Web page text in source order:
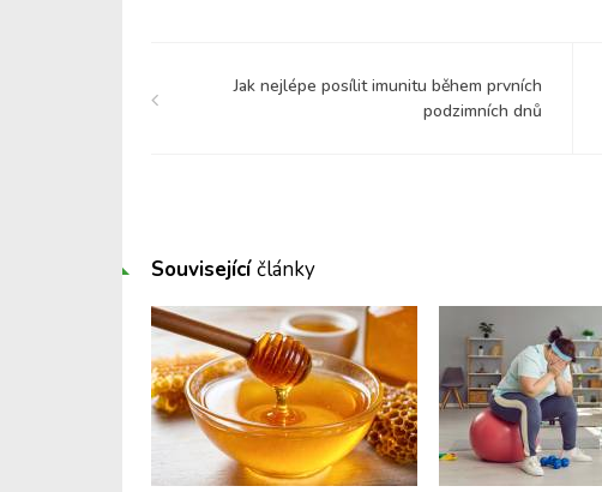
Jak nejlépe posílit imunitu během prvních
podzimních dnů
Souvisejícíčlánky